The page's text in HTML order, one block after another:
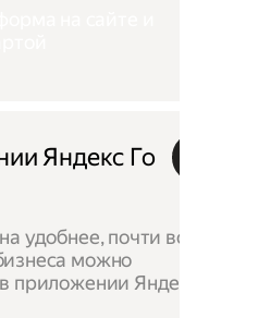
Яндекс Го
удобнее, почти все
можно
приложении Яндекс